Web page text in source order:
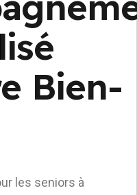
Bien-
les seniors à